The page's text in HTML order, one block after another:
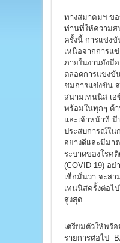
ทางสมาคมฯ ข
ท่านที่ให้ความส
ครั้งนี้ การแข่ง
เหนือจากการแ
ภายในงานยังมี
ตลอดการแข่งขั
ชมการแข่งขัน
สนามเทนนิส เอ
พร้อมในทุกๆ ด้
และเจ้าหน้าที่
ประสบการณ์ใน
อย่างดีและมีมา
ระบาดของโรค
(COVID 19) อย่
เชื่อมั่นว่า จะส
เทนนิสครั้งต่อไ
สูงสุด
เตรียมตัวให้พร้
รายการต่อไป